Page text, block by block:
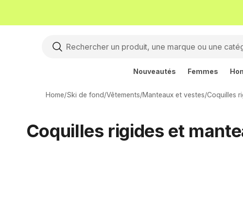
Nouveautés Femmes
Home/Ski de fond/Vêtements/Manteaux et vestes/Coquilles
Coquilles rigides et